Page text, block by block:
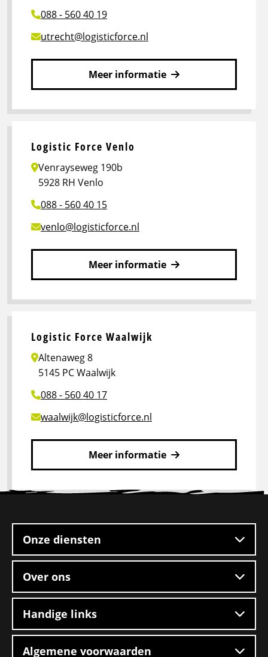
088 - 560 40 19
utrecht@logisticforce.nl
Meer informatie
meer
Logistic
Force
Utrecht
Logistic Force Venlo
Venrayseweg 190b
5928 RH Venlo
088 - 560 40 15
venlo@logisticforce.nl
Meer informatie
meer
Logistic
Force
Venlo
Logistic Force Waalwijk
Altenaweg 8
5145 PC Waalwijk
088 - 560 40 17
waalwijk@logisticforce.nl
Meer informatie
meer
Logistic
Force
footer
Onze diensten
Over ons
Handige links
Algemene voorwaarden